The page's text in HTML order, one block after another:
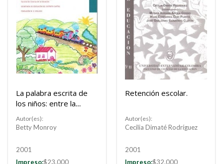
La palabra escrita de
los niños: entre la
fantasía y la realidad
Autor(es):
Betty Monroy
2001
Impreso:$23.000
Retención escolar.
Autor(es):
Cecilia Dimaté Rodríguez
2001
Impreso:$32.000